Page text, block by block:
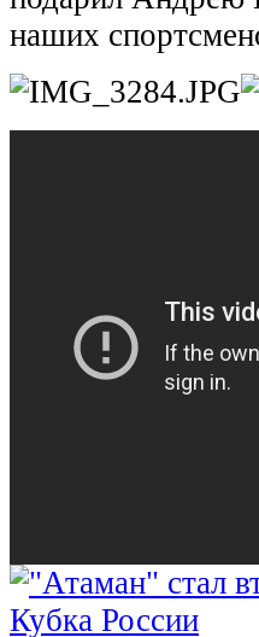
наших